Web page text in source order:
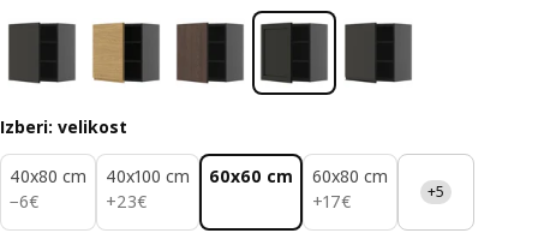
Izberi: velikost
40x80 cm
−6€
6€
40x100 cm
+23€
23€
60x60 cm
60x80 cm
+17€
17€ +5